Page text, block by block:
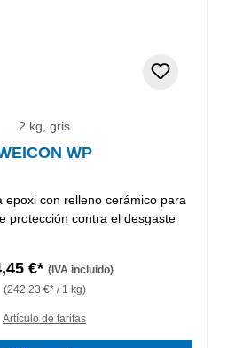
2 kg, gris
WP
epoxi con relleno cerámico para
protección contra el desgaste
€* (IVA incluido)
(242,23 €* / 1 kg)
Artículo de tarifas